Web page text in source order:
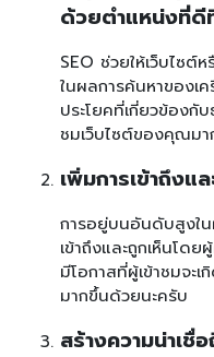
ด้วยตำแหน่งที่ดี
SEO ช่วยให้เว็บไซ
ในผลการค้นหาของเ
ประโยคที่เกี่ยวข้องกั
ชมเว็บไซต์ของคุณมา
เพิ่มการเข้าถึงแ
การอยู่บนอันดับสูงใ
เข้าถึงและถูกเห็นโด
มีโอกาสที่ผู้เข้าชมจะ
มากขึ้นด้วยนะครับ
สร้างความน่าเชื่